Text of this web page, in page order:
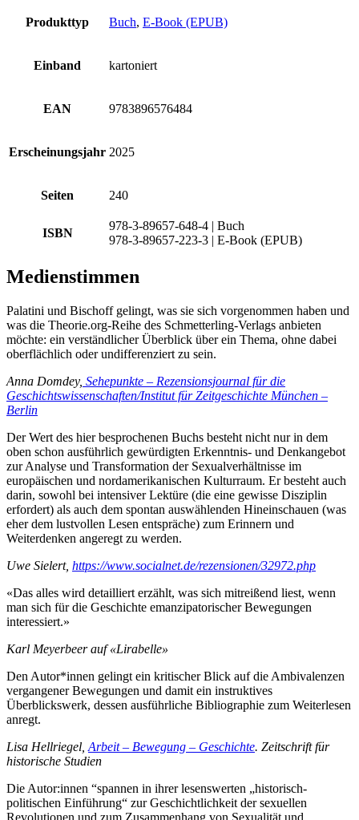
Produkttyp Buch, E-Book (EPUB)
Einband kartoniert
EAN 9783896576484
Erscheinungsjahr 2025
Seiten 240
ISBN
978-3-89657-648-4 | Buch
978-3-89657-223-3 | E-Book (EPUB)
Medienstimmen
Palatini und Bischoff gelingt, was sie sich vorgenommen haben und
was die Theorie.org-Reihe des Schmetterling-Verlags anbieten
möchte: ein verständlicher Überblick über ein Thema, ohne dabei
oberflächlich oder undifferenziert zu sein.
Anna Domdey, Sehepunkte – Rezensionsjournal für die
Geschichtswissenschaften/Institut für Zeitgeschichte München –
Berlin
Der Wert des hier besprochenen Buchs besteht nicht nur in dem
oben schon ausführlich gewürdigten Erkenntnis- und Denkangebot
zur Analyse und Transformation der Sexualverhältnisse im
europäischen und nordamerikanischen Kulturraum. Er besteht auch
darin, sowohl bei intensiver Lektüre (die eine gewisse Disziplin
erfordert) als auch dem spontan auswählenden Hineinschauen (was
eher dem lustvollen Lesen entspräche) zum Erinnern und
Weiterdenken angeregt zu werden.
Uwe Sielert, https://www.socialnet.de/rezensionen/32972.php
«Das alles wird detailliert erzählt, was sich mitreißend liest, wenn
man sich für die Geschichte emanzipatorischer Bewegungen
interessiert.»
Karl Meyerbeer auf «Lirabelle»
Den Autor*innen gelingt ein kritischer Blick auf die Ambivalenzen
vergangener Bewegungen und damit ein instruktives
Überblickswerk, dessen ausführliche Bibliographie zum Weiterlesen
anregt.
Lisa Hellriegel, Arbeit – Bewegung – Geschichte. Zeitschrift für
historische Studien
Die Autor:innen “spannen in ihrer lesenswerten „historisch-
politischen Einführung“ zur Geschichtlichkeit der sexuellen
Revolutionen und zum Zusammenhang von Sexualität und